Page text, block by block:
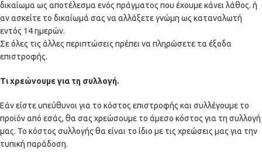
δικαίωμα ως αποτέλεσμα ενός πράγματος που έχουμε κάνει λάθος. ή
αν ασκείτε το δικαίωμά σας να αλλάξετε γνώμη ως καταναλωτή
εντός 14 ημερών.
Σε όλες τις άλλες περιπτώσεις πρέπει να πληρώσετε τα έξοδα
επιστροφής.
Τι χρεώνουμε για τη συλλογή.
Εάν είστε υπεύθυνοι για το κόστος επιστροφής και συλλέγουμε το
προϊόν από εσάς, θα σας χρεώσουμε το άμεσο κόστος για τη συλλογή
μας. Το κόστος συλλογής θα είναι το ίδιο με τις χρεώσεις μας για την
τυπική παράδοση.